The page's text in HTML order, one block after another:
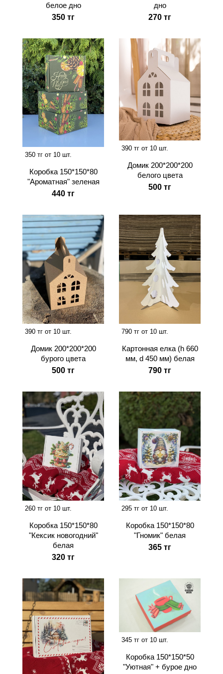
белое дно
350 тг
дно
270 тг
350 тг от 10 шт.
Коробка 150*150*80
"Ароматная" зеленая
440 тг
390 тг от 10 шт.
Домик 200*200*200
белого цвета
500 тг
390 тг от 10 шт.
Домик 200*200*200
бурого цвета
500 тг
790 тг от 10 шт.
Картонная елка (h 660
мм, d 450 мм) белая
790 тг
260 тг от 10 шт.
Коробка 150*150*80
"Кексик новогодний"
белая
320 тг
295 тг от 10 шт.
Коробка 150*150*80
"Гномик" белая
365 тг
345 тг от 10 шт.
Коробка 150*150*50
"Уютная" + бурое дно